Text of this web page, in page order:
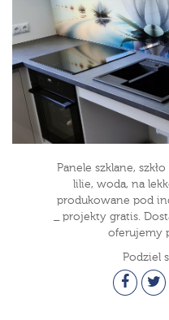
Panele szklane,
lilie, woda, na
produkowane pod
_ projekty gratis.
oferujemy
Podziel